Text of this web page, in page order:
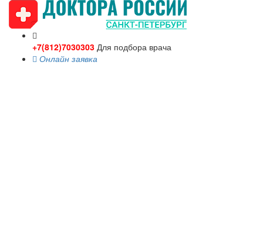
+7(812)7030303 Для подбора врача
Онлайн заявка